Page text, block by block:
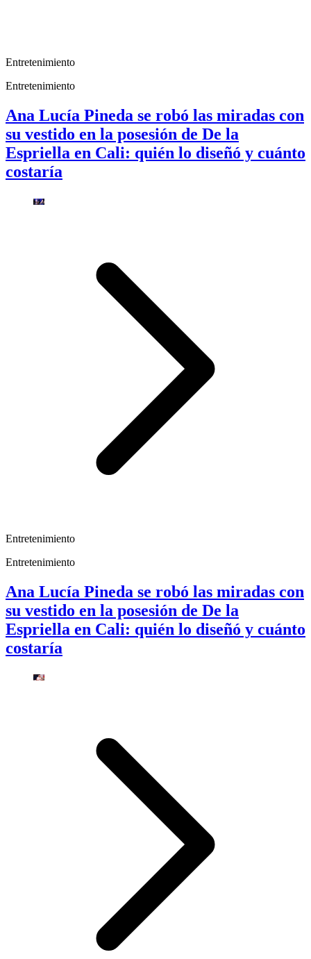
Entretenimiento
Entretenimiento
Ana Lucía Pineda se robó las miradas con
su vestido en la posesión de De la
Espriella en Cali: quién lo diseñó y cuánto
costaría
Entretenimiento
Entretenimiento
Ana Lucía Pineda se robó las miradas con
su vestido en la posesión de De la
Espriella en Cali: quién lo diseñó y cuánto
costaría